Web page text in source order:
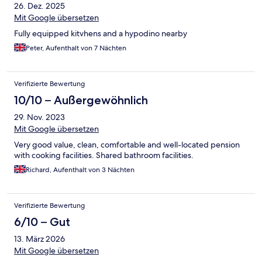
26. Dez. 2025
Mit Google übersetzen
Fully equipped kitvhens and a hypodino nearby
Peter, Aufenthalt von 7 Nächten
Verifizierte Bewertung
10/10 – Außergewöhnlich
29. Nov. 2023
Mit Google übersetzen
Very good value, clean, comfortable and well-located pension
with cooking facilities. Shared bathroom facilities.
Richard, Aufenthalt von 3 Nächten
Verifizierte Bewertung
6/10 – Gut
13. März 2026
Mit Google übersetzen